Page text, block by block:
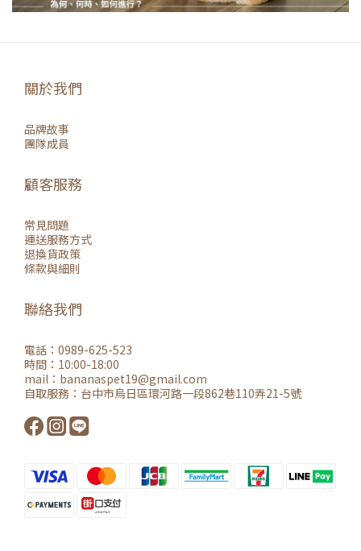
關於我們
品牌故事
團隊成員
顧客服務
常見問題
運送服務方式
退換貨政策
條款與細則
聯絡我們
電話：0989-625-523
時間：10:00-18:00
mail： bananaspet19@gmail.com
自取服務： 台中市烏日區環河路一段862巷110弄21-5號